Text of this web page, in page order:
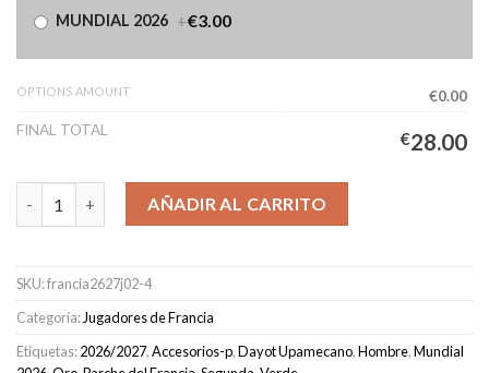
MUNDIAL 2026 +€3.00
OPTIONS AMOUNT
€0.00
FINAL TOTAL
€28.00
Camiseta Francia Segunda Equipación Hombre 2026/2027 -
AÑADIR AL CARRITO
SKU:francia2627j02-4
Categoría:Jugadores de Francia
Etiquetas:2026/2027,Accesorios-p,Dayot Upamecano,Hombre,Mundial